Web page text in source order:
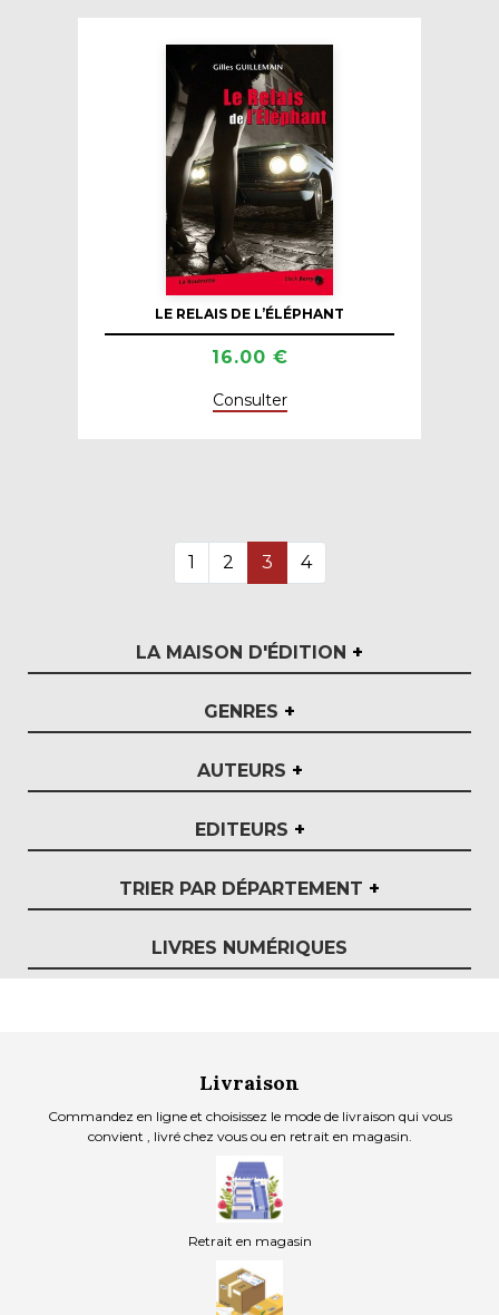
LA MAISON D'ÉDITION +
GENRES +
AUTEURS +
EDITEURS +
TRIER PAR DÉPARTEMENT +
LIVRES NUMÉRIQUES
LE RELAIS DE L’ÉLÉPHANT
16.00 €
Consulter
1 2 3 4
Livraison
Commandez en ligne et choisissez le mode de livraison qui vous
convient , livré chez vous ou en retrait en magasin.
Retrait en magasin